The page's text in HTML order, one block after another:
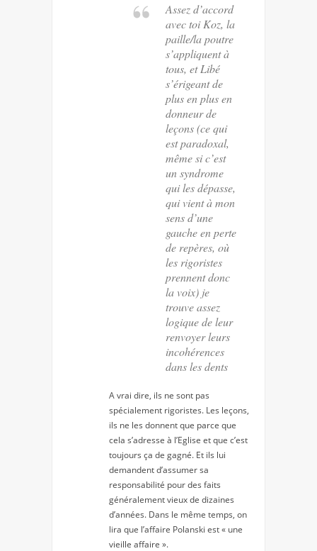
Assez d’accord
avec toi Koz, la
paille/la poutre
s’appliquent à
tous, et Libé
s’érigeant de
plus en plus en
donneur de
leçons (ce qui
est paradoxal,
même si c’est
un syndrome
qui les dépasse,
qui vient à mon
sens d’une
gauche en perte
de repères, où
les rigoristes
prennent donc
la voix) je
trouve assez
logique de leur
renvoyer leurs
incohérences
dans les dents
A vrai dire, ils ne sont pas
spécialement rigoristes. Les leçons,
ils ne les donnent que parce que
cela s’adresse à l’Eglise et que c’est
toujours ça de gagné. Et ils lui
demandent d’assumer sa
responsabilité pour des faits
généralement vieux de dizaines
d’années. Dans le même temps, on
lira que l’affaire Polanski est « une
vieille affaire ».